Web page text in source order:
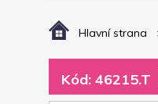
Hlavní strana
Kód: 46215.T